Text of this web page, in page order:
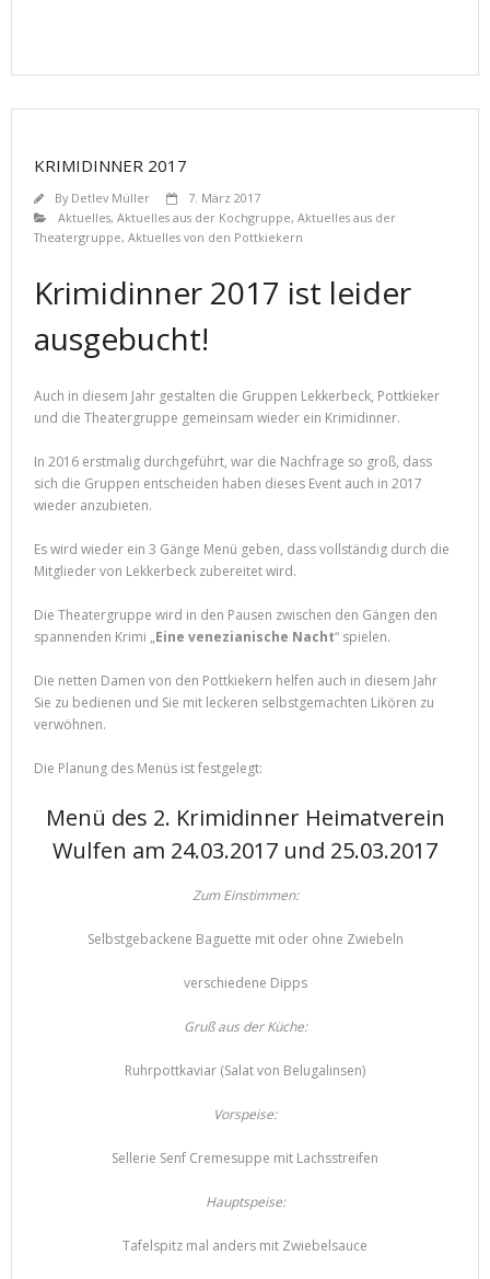
KRIMIDINNER 2017
By Detlev Müller
7. März 2017
Aktuelles, Aktuelles aus der Kochgruppe, Aktuelles aus der
Theatergruppe, Aktuelles von den Pottkiekern
Krimidinner 2017 ist leider
ausgebucht!
Auch in diesem Jahr gestalten die Gruppen Lekkerbeck, Pottkieker
und die Theatergruppe gemeinsam wieder ein Krimidinner.
In 2016 erstmalig durchgeführt, war die Nachfrage so groß, dass
sich die Gruppen entscheiden haben dieses Event auch in 2017
wieder anzubieten.
Es wird wieder ein 3 Gänge Menü geben, dass vollständig durch die
Mitglieder von Lekkerbeck zubereitet wird.
Die Theatergruppe wird in den Pausen zwischen den Gängen den
spannenden Krimi „Eine venezianische Nacht“ spielen.
Die netten Damen von den Pottkiekern helfen auch in diesem Jahr
Sie zu bedienen und Sie mit leckeren selbstgemachten Likören zu
verwöhnen.
Die Planung des Menüs ist festgelegt:
Menü des 2. Krimidinner Heimatverein
Wulfen am 24.03.2017 und 25.03.2017
Zum Einstimmen:
Selbstgebackene Baguette mit oder ohne Zwiebeln
verschiedene Dipps
Gruß aus der Küche:
Ruhrpottkaviar (Salat von Belugalinsen)
Vorspeise:
Sellerie Senf Cremesuppe mit Lachsstreifen
Hauptspeise:
Tafelspitz mal anders mit Zwiebelsauce